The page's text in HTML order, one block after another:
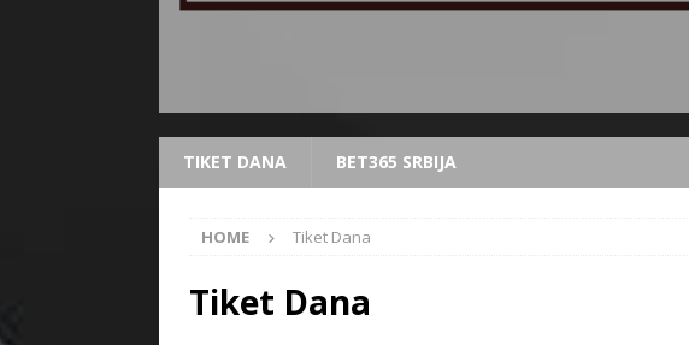
TIKET DANA BET365 SRBIJA
HOME Tiket Dana
Tiket Dana